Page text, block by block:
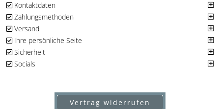
Kontaktdaten
Zahlungsmethoden
Versand
Ihre persönliche Seite
Sicherheit
Socials
Vertrag widerrufen